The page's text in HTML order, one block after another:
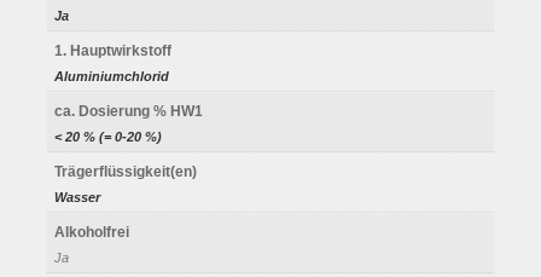
Ja
1. Hauptwirkstoff
Aluminiumchlorid
ca. Dosierung % HW1
< 20 % (= 0-20 %)
Trägerflüssigkeit(en)
Wasser
Alkoholfrei
Ja